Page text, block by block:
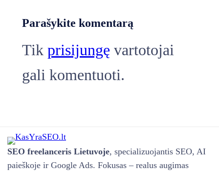
Parašykite komentarą
Tik prisijungę vartotojai
gali komentuoti.
SEO freelanceris Lietuvoje, specializuojantis SEO, AI
paieškoje ir Google Ads. Fokusas – realus augimas